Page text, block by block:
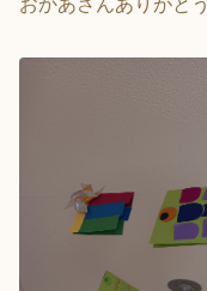
おかあさんありがとう